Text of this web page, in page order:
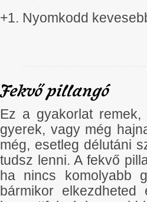
+1. Nyomkodd
Fekvő pillangó
Ez a gyakorlat
gyerek, vagy még
még, esetleg délutáni
tudsz lenni. A fekvő
ha nincs komolyabb
bármikor